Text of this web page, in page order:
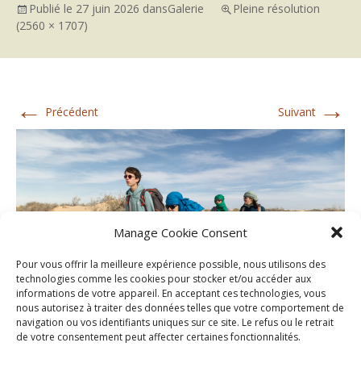
Manage Cookie Consent
Pour vous offrir la meilleure expérience possible, nous utilisons des
technologies comme les cookies pour stocker et/ou accéder aux
informations de votre appareil. En acceptant ces technologies, vous
nous autorisez à traiter des données telles que votre comportement de
navigation ou vos identifiants uniques sur ce site. Le refus ou le retrait
de votre consentement peut affecter certaines fonctionnalités.
Publié le 27 juin 2026 dansGalerie
Pleine résolution
(2560 × 1707)
← Précédent Suivant →